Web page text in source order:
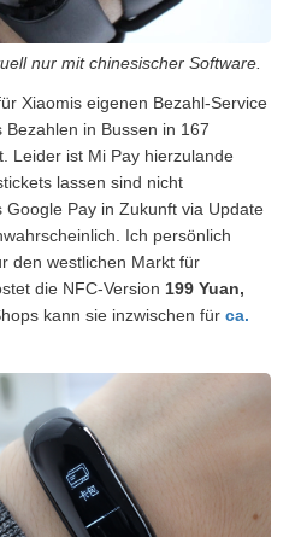
nur mit chinesischer Software.
Xiaomis eigenen Bezahl-Service
Bezahlen in Bussen in 167
Leider ist Mi Pay hierzulande
lassen sind nicht
Pay in Zukunft via Update
Ich persönlich
den westlichen Markt für
die NFC-Version 199 Yuan,
kann sie inzwischen für ca.